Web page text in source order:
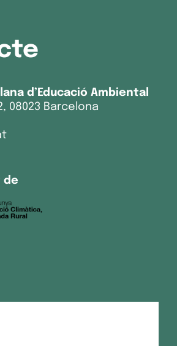
d’Educació Ambiental
08023 Barcelona
de